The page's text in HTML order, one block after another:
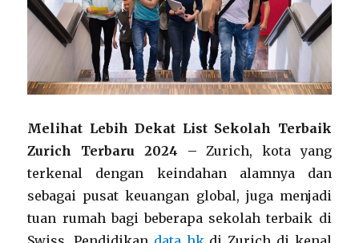
Melihat Lebih Dekat List Sekolah Terbaik
Zurich Terbaru 2024 –Zurich, kota yang
terkenal dengan keindahan alamnya dan
sebagai pusat keuangan global, juga menjadi
tuan rumah bagi beberapa sekolah terbaik di